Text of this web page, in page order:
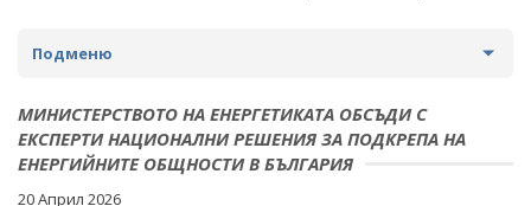
Подменю
НОВИНИ
ПРЕДСТОЯЩИ СЪБИТИЯ
МИНИСТЕРСТВОТО НА ЕНЕРГЕТИКАТА ОБСЪДИ С
ЕКСПЕРТИ НАЦИОНАЛНИ РЕШЕНИЯ ЗА ПОДКРЕПА НА
ЕНЕРГИЙНИТЕ ОБЩНОСТИ В БЪЛГАРИЯ
20 Април 2026